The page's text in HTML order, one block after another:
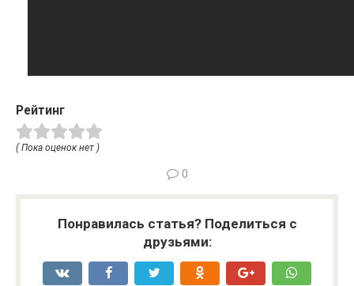
Рейтинг
( Пока оценок нет )
0
Понравилась статья? Поделиться с
друзьями: